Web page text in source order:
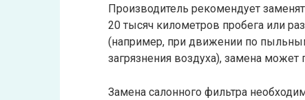
Производитель рекомендует
20 тысяч километров пробега или
(например, при движении по
загрязнения воздуха), замена может
Замена салонного фильтра